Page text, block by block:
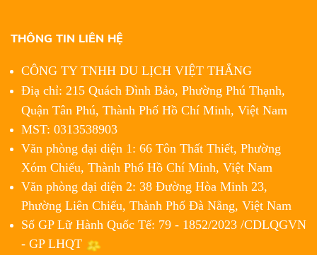
THÔNG TIN LIÊN HỆ
CÔNG TY TNHH DU LỊCH VIỆT THẮNG
Điạ chỉ: 215 Quách Đình Bảo, Phường Phú Thạnh,
Quận Tân Phú, Thành Phố Hồ Chí Minh, Việt Nam
MST: 0313538903
Văn phòng đại diện 1: 66 Tôn Thất Thiết, Phường
Xóm Chiếu, Thành Phố Hồ Chí Minh, Việt Nam
Văn phòng đại diện 2: 38 Đường Hòa Minh 23,
Phường Liên Chiểu, Thành Phố Đà Nẵng, Việt Nam
Số GP Lữ Hành Quốc Tế: 79 - 1852/2023 /CDLQGVN
- GP LHQT